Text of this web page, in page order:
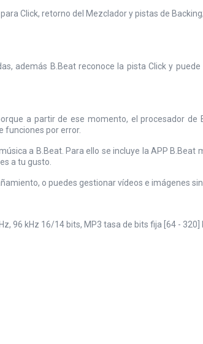
Click, retorno del Mezclador y pistas de
además B.Beat reconoce la pista Click y
a partir de ese momento, el procesador
funciones por error.
a B.Beat. Para ello se incluye la APP B.Beat
a tu gusto.
o puedes gestionar vídeos e imágenes
kHz 16/14 bits, MP3 tasa de bits fija [64 - 320]